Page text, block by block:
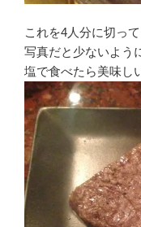
これを4人分に切っ
写真だと少ないよう
塩で食べたら美味し